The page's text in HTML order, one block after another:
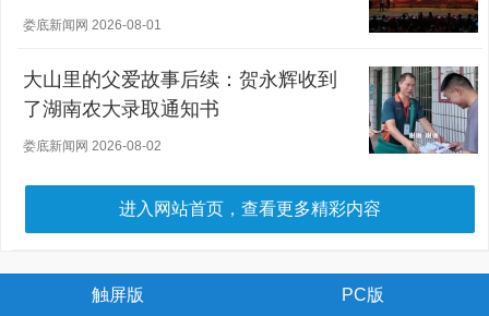
大开幕
娄底新闻网 2026-08-01
大山里的父爱故事后续：贺永辉收到
了湖南农大录取通知书
娄底新闻网 2026-08-02
进入网站首页，查看更多精彩内容
触屏版 PC版